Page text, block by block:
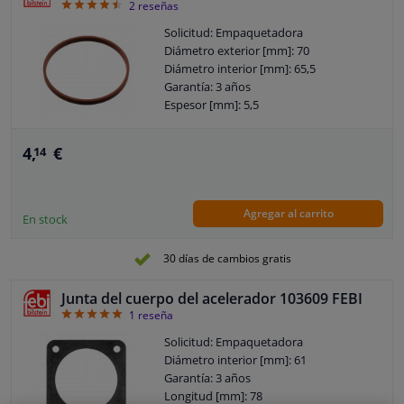
4.5
2 reseñas
Solicitud: Empaquetadora
Diámetro exterior [mm]: 70
Diámetro interior [mm]: 65,5
Garantía: 3 años
Espesor [mm]: 5,5
4,14 €
En stock Agregar al carrito
30 días de cambios gratis
Junta del cuerpo del acelerador 103609 FEBI
51 reseña
Solicitud: Empaquetadora
Diámetro interior [mm]: 61
Garantía: 3 años
Longitud [mm]: 78